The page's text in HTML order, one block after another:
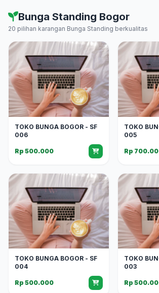
Bunga Standing Bogor
20 pilihan karangan Bunga Standing berkualitas
TOKO BUNGA BOGOR - SF
006
Rp 500.000
TOKO
005
Rp
TOKO BUNGA BOGOR - SF
004
Rp 500.000
TOKO
003
Rp